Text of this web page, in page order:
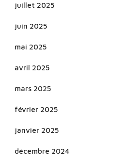
juillet 2025
juin 2025
mai 2025
avril 2025
mars 2025
février 2025
janvier 2025
décembre 2024